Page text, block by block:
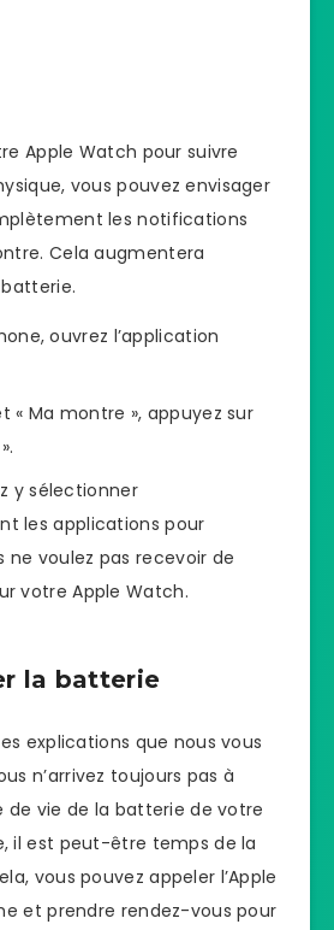
Apple Watch pour suivre
vous pouvez envisager
les notifications
Cela augmentera
ouvrez l’application
« Ma montre », appuyez sur
y sélectionner
les applications pour
ne voulez pas recevoir de
votre Apple Watch.
la batterie
explications que nous vous
n’arrivez toujours pas à
de vie de la batterie de votre
il est peut-être temps de la
vous pouvez appeler l’Apple
et prendre rendez-vous pour